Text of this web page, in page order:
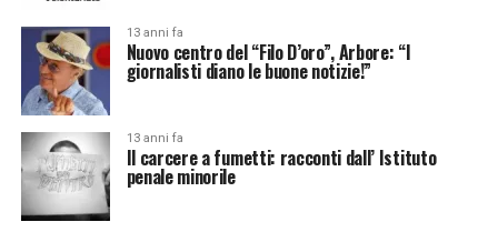
13 anni fa
Nuovo centro del “Filo D’oro”, Arbore: “I
giornalisti diano le buone notizie!”
13 anni fa
Il carcere a fumetti: racconti dall’ Istituto
penale minorile